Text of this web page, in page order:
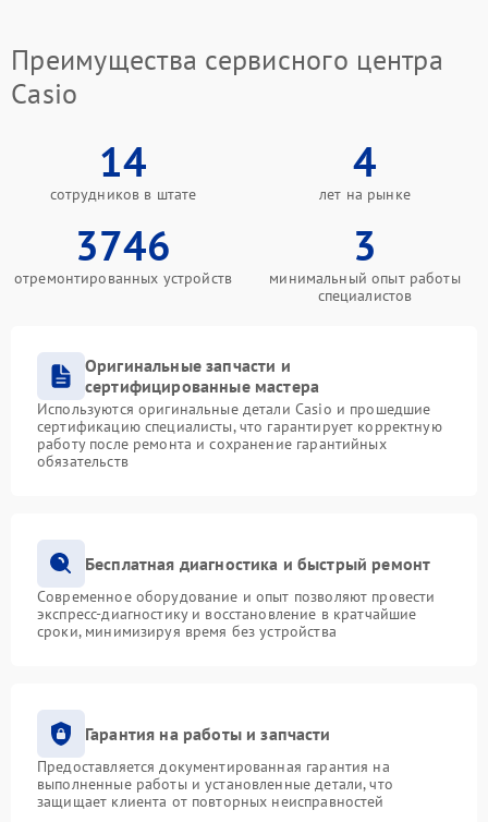
Преимущества сервисного центра
Casio
14
сотрудников в штате
4
лет на рынке
3746
отремонтированных устройств
3
минимальный опыт работы
специалистов
Оригинальные запчасти и
сертифицированные мастера
Используются оригинальные детали Casio и прошедшие
сертификацию специалисты, что гарантирует корректную
работу после ремонта и сохранение гарантийных
обязательств
Бесплатная диагностика и быстрый ремонт
Современное оборудование и опыт позволяют провести
экспресс-диагностику и восстановление в кратчайшие
сроки, минимизируя время без устройства
Гарантия на работы и запчасти
Предоставляется документированная гарантия на
выполненные работы и установленные детали, что
защищает клиента от повторных неисправностей